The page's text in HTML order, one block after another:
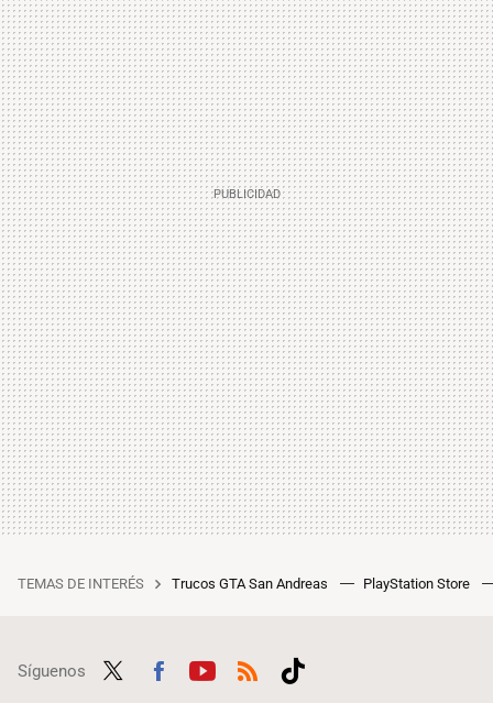
TEMAS DE INTERÉS Trucos GTA San Andreas PlayStation Store
Síguenos